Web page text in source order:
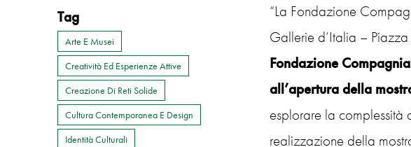
Tag
Arte E Musei
Creatività Ed Esperienze Attive
Creazione Di Reti Solide
Cultura Contemporanea E Design
Identità Culturali
“La Fondazione
Gallerie d’Italia –
Fondazione
all’apertura della
esplorare la complessità
realizzazione della